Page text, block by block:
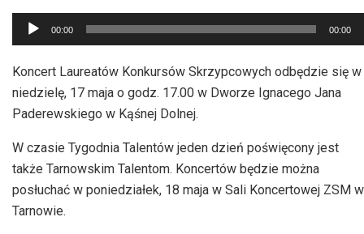
Odtwarzacz
plików
dźwiękowych
00:00 00:00
Koncert Laureatów Konkursów Skrzypcowych odbędzie się w
niedzielę, 17 maja o godz. 17.00 w Dworze Ignacego Jana
Paderewskiego w Kąśnej Dolnej.
W czasie Tygodnia Talentów jeden dzień poświęcony jest
także Tarnowskim Talentom. Koncertów będzie można
posłuchać w poniedziałek, 18 maja w Sali Koncertowej ZSM w
Tarnowie.